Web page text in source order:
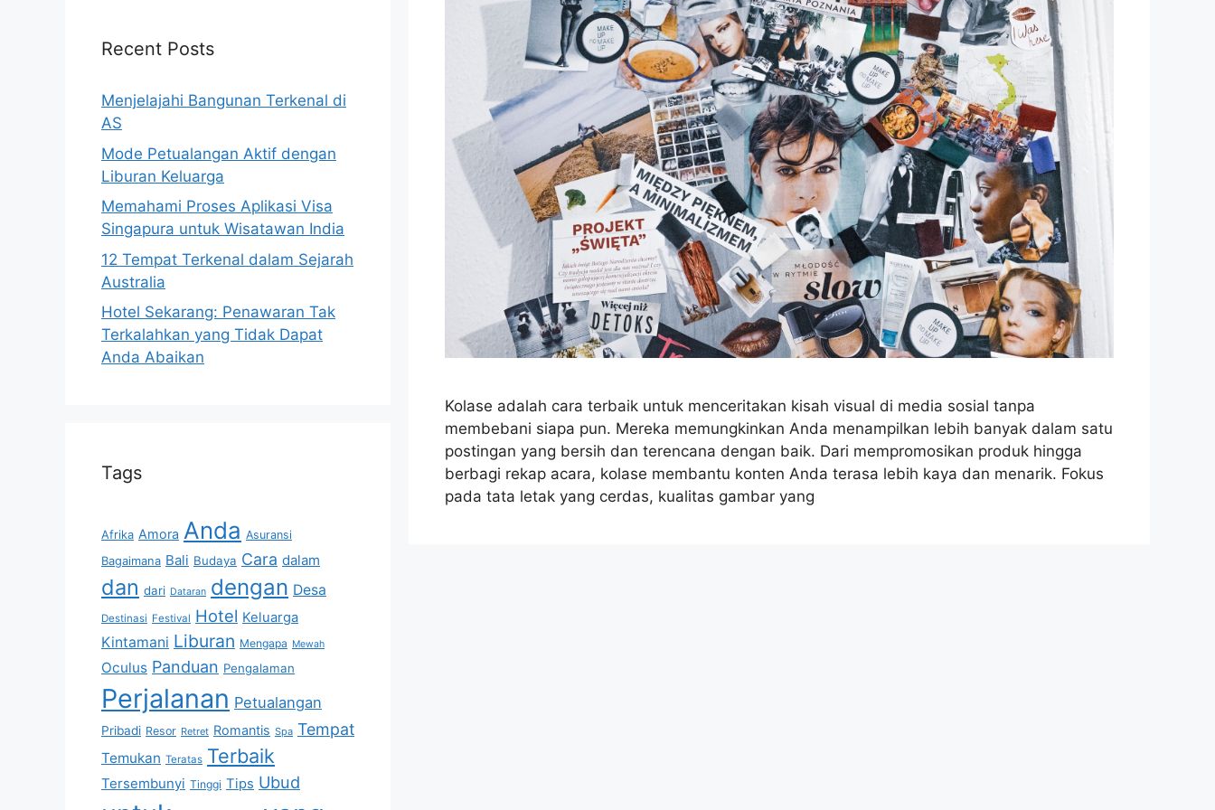
Kolase adalah cara terbaik untuk menceritakan kisah visual di media sosial tanpa
membebani siapa pun. Mereka memungkinkan Anda menampilkan lebih banyak dalam satu
postingan yang bersih dan terencana dengan baik. Dari mempromosikan produk hingga
berbagi rekap acara, kolase membantu konten Anda terasa lebih kaya dan menarik. Fokus
pada tata letak yang cerdas, kualitas gambar yang
Recent Posts
Menjelajahi Bangunan Terkenal di
AS
Mode Petualangan Aktif dengan
Liburan Keluarga
Memahami Proses Aplikasi Visa
Singapura untuk Wisatawan India
12 Tempat Terkenal dalam Sejarah
Australia
Hotel Sekarang: Penawaran Tak
Terkalahkan yang Tidak Dapat
Anda Abaikan
Tags
Afrika Amora Anda Asuransi
Bagaimana Bali Budaya Cara dalam
dan dari Dataran dengan Desa
Destinasi Festival Hotel Keluarga
Kintamani Liburan Mengapa Mewah
Oculus Panduan Pengalaman
Perjalanan Petualangan
Pribadi Resor Retret Romantis Spa Tempat
Temukan Teratas Terbaik
Tersembunyi Tinggi Tips Ubud